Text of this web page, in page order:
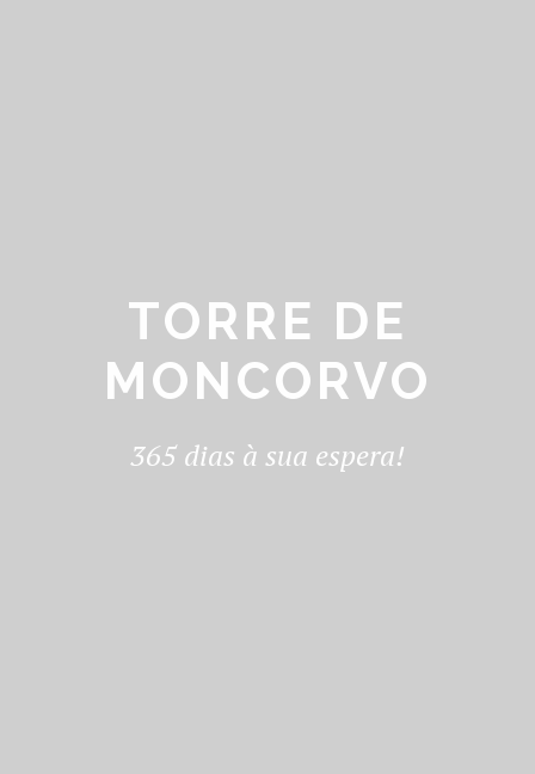
TORRE DE
MONCORVO
365 dias à sua espera!